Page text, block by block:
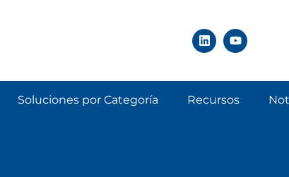
Soluciones por Categoría Recursos